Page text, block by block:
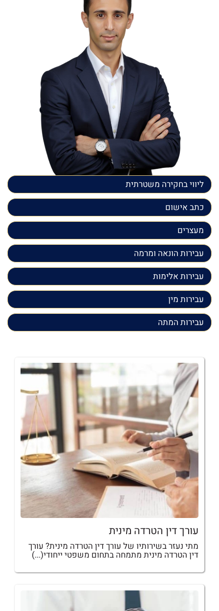
ליווי בחקירה משטרתית
כתב אישום
מעצרים
עבירות הונאה ומרמה
עבירות אלימות
עבירות מין
עבירות המתה
עורך דין הטרדה מינית
מתי נעזר בשירותיו של עורך דין הטרדה מינית? עורך
דין הטרדה מינית מתמחה בתחום משפטי ייחודי(...)